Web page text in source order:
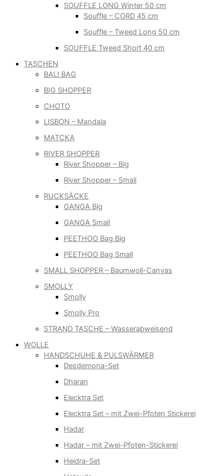
SOUFFLE LONG Winter 50 cm
Souffle – CORD 45 cm
Souffle – Tweed Long 50 cm
SOUFFLE Tweed Short 40 cm
TASCHEN
BALI BAG
BIG SHOPPER
CHOTO
LISBON – Mandala
MATCKA
RIVER SHOPPER
River Shopper – Big
River Shopper – Small
RUCKSÄCKE
GANGA Big
GANGA Small
PEETHOO Bag Big
PEETHOO Bag Small
SMALL SHOPPER – Baumwoll-Canvas
SMOLLY
Smolly
Smolly Pro
STRAND TASCHE – Wasserabweisend
WOLLE
HANDSCHUHE & PULSWÄRMER
Desdemona-Set
Dharan
Elecktra Set
Elecktra Set – mit Zwei-Pfoten Stickerei
Hadar
Hadar – mit Zwei-Pfoten-Stickerei
Heidra-Set